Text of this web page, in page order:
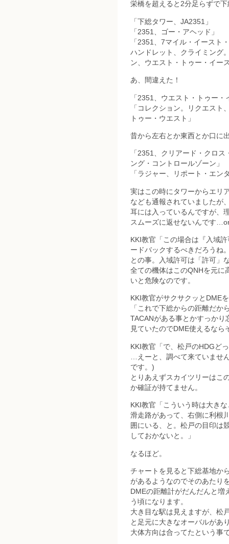
栄橋を超えると2分足らずで
「下総タワー、JA2351」
「2351、ゴー・アヘッド」
「2351、7マイル・イースト
ハンドレット、クライミング
ン、ウエスト・トゥー・イー
あ、間違えた！
「2351、ウエスト・トゥー
「コレクション。リクエス
トゥー・ウエスト」
昔から左右とか東西とか口に
「2351、クリアード・クロ
ング・コントロールゾーン」
「ラジャー、リポート・エン
実はこの時にタワーからエリ
なども通報されていましたが
耳には入っているんですが、
スムーズに返せないんです
KKI教官「この場合は『入域
ードバックするべきだろうね
との事。入域許可は「許可」
全ての機体はこのQNHを元に
いと危険なのです。
KKI教官がサクサクッとDME
「これで下総からの距離だか
TACANがある事とかすっか
見ていたのでDME使えるなら
KKI教官「で、松戸のHDGど
…えーと、調べて来ていませ
です。)
とりあえずスカイツリーはこ
か確証が持てません。
KKI教官「こういう時は大き
滑走路があって、右側に利根
囲にいる、と。松戸の目印は
しておかないと。」
なるほど。
チャートを見ると下総基地か
があるようなのでそのあたり
DMEの距離計がだんだんと増
う頃になります。
大き目な駅は見えますが、松
と足元に大きなオーバルがあ
大体方向は合ってたという事